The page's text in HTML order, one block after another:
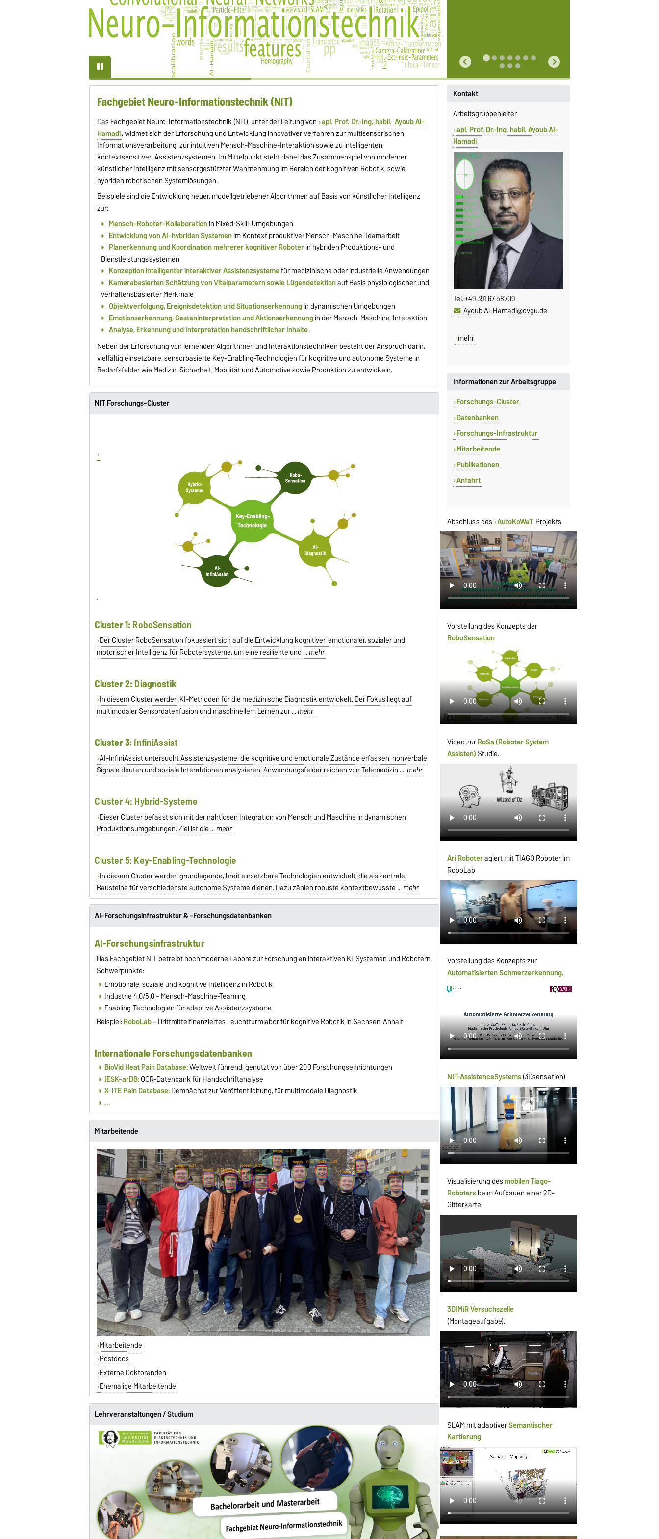
Fachgebiet Neuro-Informationstechnik (NIT)
Das Fachgebiet Neuro-Informationstechnik (NIT), unter der Leitung von apl. Prof. Dr.-Ing. habil. Ayoub Al-
Hamadi, widmet sich der Erforschung und Entwicklung innovativer Verfahren zur multisensorischen
Informationsverarbeitung, zur intuitiven Mensch-Maschine-Interaktion sowie zu intelligenten,
kontextsensitiven Assistenzsystemen. Im Mittelpunkt steht dabei das Zusammenspiel von moderner
künstlicher Intelligenz mit sensorgestützter Wahrnehmung im Bereich der kognitiven Robotik, sowie
hybriden robotischen Systemlösungen.
Beispiele sind die Entwicklung neuer, modellgetriebener Algorithmen auf Basis von künstlicher Intelligenz
zur:
Mensch-Roboter-Kollaborationin Mixed-Skill-Umgebungen
Entwicklung von AI-hybriden Systemenim Kontext produktiver Mensch-Maschine-Teamarbeit
Planerkennung und Koordination mehrerer kognitiver Roboterin hybriden Produktions- und
Dienstleistungssystemen
Konzeption intelligenter interaktiver Assistenzsystemefür medizinische oder industrielle Anwendungen
Kamerabasierten Schätzung von Vitalparametern sowie Lügendetektionauf Basis physiologischer und
verhaltensbasierter Merkmale
Objektverfolgung, Ereignisdetektion und Situationserkennungin dynamischen Umgebungen
Emotionserkennung, Gesteninterpretation und Aktionserkennungin der Mensch-Maschine-Interaktion
Analyse, Erkennung und Interpretation handschriftlicher Inhalte
Neben der Erforschung von lernenden Algorithmen und Interaktionstechniken besteht der Anspruch darin,
vielfältig einsetzbare, sensorbasierte Key-Enabling-Technologien für kognitive und autonome Systeme in
Bedarfsfelder wie Medizin, Sicherheit, Mobilität und Automotive sowie Produktion zu entwickeln.
NIT Forschungs-Cluster
Cluster 1:RoboSensation
Der Cluster RoboSensation fokussiert sich auf die Entwicklung kognitiver, emotionaler, sozialer und
motorischer Intelligenz für Robotersysteme, um eine resiliente und ...mehr
Cluster 2: Diagnostik
In diesem Cluster werden KI-Methoden für die medizinische Diagnostik entwickelt. Der Fokus liegt auf
multimodaler Sensordatenfusion und maschinellem Lernen zur ...mehr
Cluster 3:InfiniAssist
AI-InfiniAssist untersucht Assistenzsysteme, die kognitive und emotionale Zustände erfassen, nonverbale
Signale deuten und soziale Interaktionen analysieren. Anwendungsfelder reichen von Telemedizin ... mehr
Cluster 4: Hybrid-Systeme
Dieser Cluster befasst sich mit der nahtlosen Integration von Mensch und Maschine in dynamischen
Produktionsumgebungen. Ziel ist die ...mehr
Cluster 5: Key-Enabling-Technologie
In diesem Cluster werden grundlegende, breit einsetzbare Technologien entwickelt, die als zentrale
Bausteine für verschiedenste autonome Systeme dienen. Dazu zählen robuste kontextbewusste ...mehr
AI-Forschungsinfrastruktur & -Forschungsdatenbanken
AI-Forschungsinfrastruktur
Das Fachgebiet NIT betreibt hochmoderne Labore zur Forschung an interaktiven KI-Systemen und Robotern.
Schwerpunkte:
Emotionale, soziale und kognitive Intelligenz in Robotik
Industrie 4.0/5.0 – Mensch-Maschine-Teaming
Enabling-Technologien für adaptive Assistenzsysteme
Beispiel:RoboLab– Drittmittelfinanziertes Leuchtturmlabor für kognitive Robotik in Sachsen-Anhalt
Internationale Forschungsdatenbanken
BioVid Heat Pain Database:Weltweit führend, genutzt von über 200 Forschungseinrichtungen
IESK-arDB:OCR-Datenbank für Handschriftanalyse
X-ITE Pain Database:Demnächst zur Veröffentlichung, für multimodale Diagnostik
...
Mitarbeitende
Mitarbeitende
Postdocs
Externe Doktoranden
Ehemalige Mitarbeitende
Lehrveranstaltungen / Studium
Video zurRoSa (Roboter System
Assisten) Studie.
Vorstellung des Konzepts zur
Automatisierten Schmerzerkennung.
Visualisierung desmobilenTiago-
Robotersbeim Aufbauen einer 2D-
Gitterkarte.
3DIMiR Versuchszelle
(Montageaufgabe).
Kontakt
Arbeitsgruppenleiter
apl. Prof. Dr.-Ing. habil. Ayoub Al-
Hamadi
Tel.:+49 391 67 58709
Ayoub.Al-Hamadi@ovgu.de
mehr
Informationen zur Arbeitsgruppe
Forschungs-Cluster
Datenbanken
Forschungs-Infrastruktur
Mitarbeitende
Publikationen
Anfahrt
SLAM mit adaptiverSemantischer
Kartierung.
Ari Roboteragiert mit TIAGO Roboter im
RoboLab
NIT-AssistenceSystems(3Dsensation)
Vorstellung des Konzepts der
RoboSensation
Abschluss des AutoKoWaT Projekts